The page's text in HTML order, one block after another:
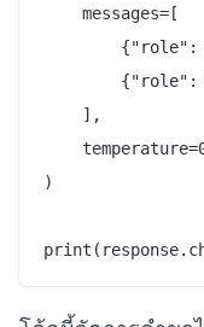
    messages=[
    ],
)